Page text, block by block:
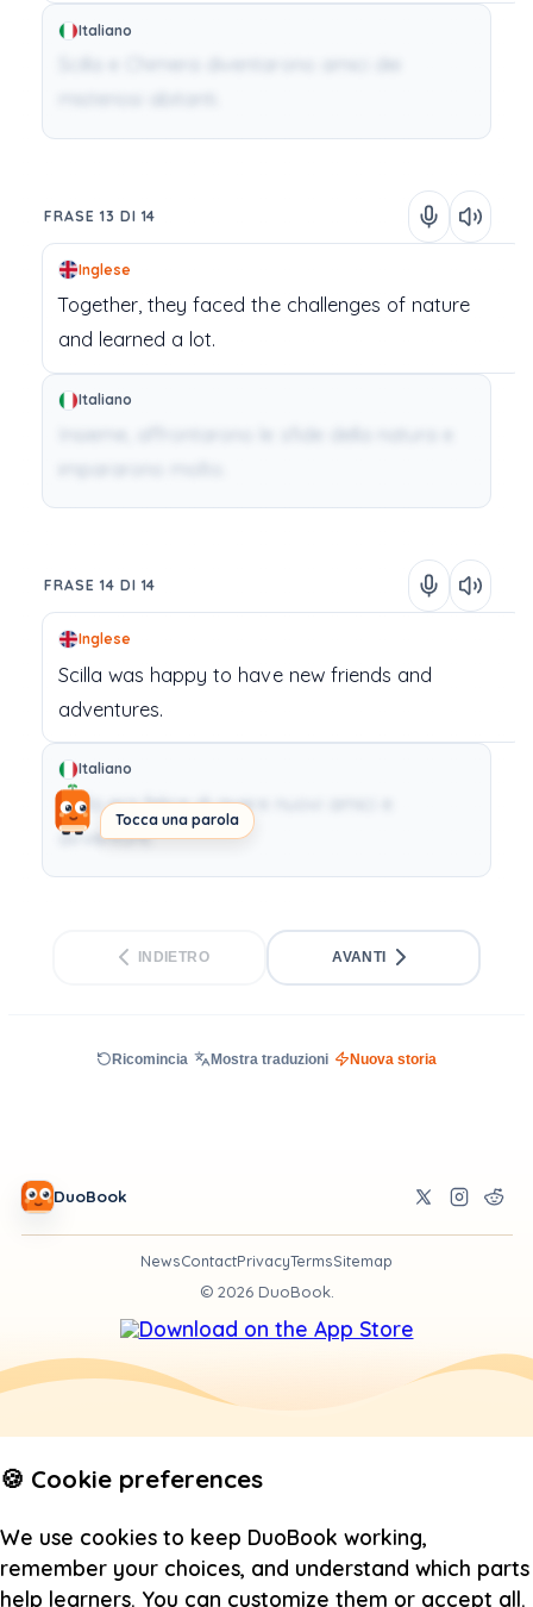
Tocca una parola
Italiano
FRASE 13 DI 14
Inglese
Together, they faced the challenges of nature
and learned a lot.
Italiano
Insieme, affrontarono le sfide della natura e
FRASE 14 DI 14
Inglese
Scilla was happy to have new friends and
adventures.
Italiano
Scilla era felice di avere nuovi amici e
avventure.
INDIETRO AVANTI
Ricomincia Mostra traduzioni Nuova storia
DuoBook
NewsContactPrivacyTermsSitemap
© 2026DuoBook.
🍪 Cookie preferences
We use cookies to keep DuoBook working,
remember your choices, and understand which parts
help learners. You can customize them or accept all.